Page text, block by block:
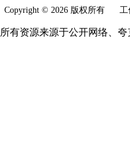
Copyright © 2026 版权所有 工
所有资源来源于公开网络、